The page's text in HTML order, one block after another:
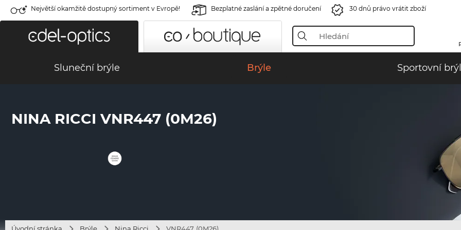
Největší okamžitě dostupný sortiment v Evropě! Bezplatné zaslání a zpětné doručení 30 dnů právo vrátit zboží
Sluneční brýle Brýle Sportovní
NINA RICCI VNR447 (0M26)